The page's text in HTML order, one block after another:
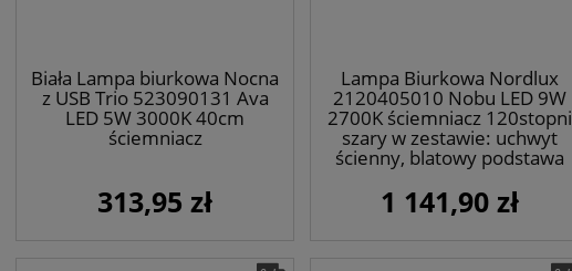
Biała Lampa biurkowa Nocna
z USB Trio 523090131 Ava
LED 5W 3000K 40cm
ściemniacz
313,95 zł
Lampa Biurkowa Nordlux
2120405010 Nobu LED 9W
2700K ściemniacz 120stopni
szary w zestawie: uchwyt
ścienny, blatowy podstawa
płaska
1 141,90 zł